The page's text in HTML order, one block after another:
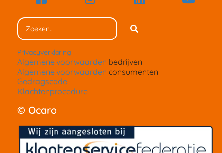
Privacyverklaring
Algemene voorwaarden bedrijven
Algemene voorwaarden consumenten
Gedragscode
Klachtenprocedure
© Ocaro